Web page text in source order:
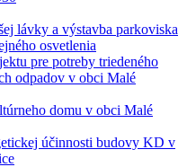
lávky a výstavba parkoviska
osvetlenia
pre potreby triedeného
odpadov v obci Malé
domu v obci Malé
účinnosti budovy KD v